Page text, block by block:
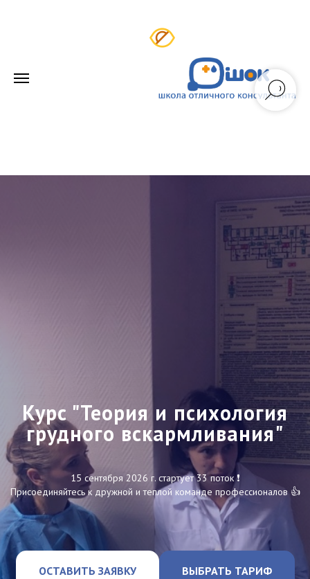
Курс "Теория и психология
грудного вскармливания"
15 сентября 2026 г. стартует 33 поток ❗️
Присоединяйтесь к дружной и теплой команде профессионалов 👍
ОСТАВИТЬ ЗАЯВКУ ВЫБРАТЬ ТАРИФ